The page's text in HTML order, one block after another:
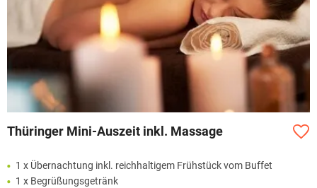
Thüringer Mini-Auszeit inkl. Massage
1 x Übernachtung inkl. reichhaltigem Frühstück vom Buffet
1 x Begrüßungsgetränk